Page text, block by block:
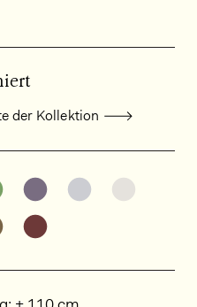
der Kollektion
Varianten entdecken:
Weitere Varianten
Weitere Varianten
Weitere
Varianten entdecken:
Weitere Varianten